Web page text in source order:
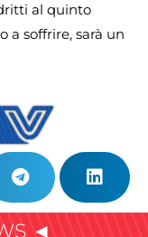
al quinto
a soffrire, sarà un
◄